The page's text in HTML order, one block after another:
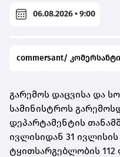
06.08.2026 • 9:00
commersant/ კომერსანტი
გარემოს დაცვისა და
სამინისტროს
დეპარტამენტის
ივლისიდან 31
ტყითსარგებლობის 112